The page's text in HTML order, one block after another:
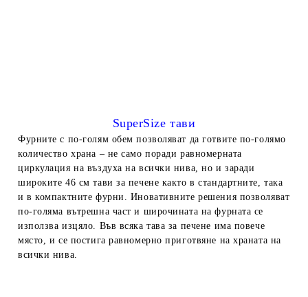
SuperSize тави
Фурните с по-голям обем позволяват да готвите по-голямо
количество храна – не само поради равномерната
циркулация на въздуха на всички нива, но и заради
широките 46 см тави за печене както в стандартните, така
и в компактните фурни. Иновативните решения позволяват
по-голяма вътрешна част и широчината на фурната се
използва изцяло. Във всяка тава за печене има повече
място, и се постига равномерно приготвяне на храната на
всички нива.